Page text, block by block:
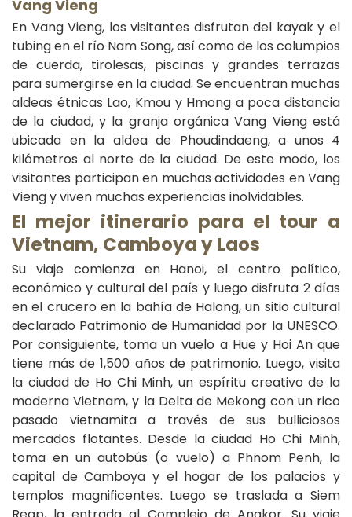
Vang Vieng
En Vang Vieng, los visitantes disfrutan del kayak y el
tubing en el río Nam Song, así como de los columpios
de cuerda, tirolesas, piscinas y grandes terrazas
para sumergirse en la ciudad. Se encuentran muchas
aldeas étnicas Lao, Kmou y Hmong a poca distancia
de la ciudad, y la granja orgánica Vang Vieng está
ubicada en la aldea de Phoudindaeng, a unos 4
kilómetros al norte de la ciudad. De este modo, los
visitantes participan en muchas actividades en Vang
Vieng y viven muchas experiencias inolvidables.
El mejor itinerario para el tour a
Vietnam, Camboya y Laos
Su viaje comienza en Hanoi, el centro político,
económico y cultural del país y luego disfruta 2 días
en el crucero en la bahía de Halong, un sitio cultural
declarado Patrimonio de Humanidad por la UNESCO.
Por consiguiente, toma un vuelo a Hue y Hoi An que
tiene más de 1,500 años de patrimonio. Luego, visita
la ciudad de Ho Chi Minh, un espíritu creativo de la
moderna Vietnam, y la Delta de Mekong con un rico
pasado vietnamita a través de sus bulliciosos
mercados flotantes. Desde la ciudad Ho Chi Minh,
toma en un autobús (o vuelo) a Phnom Penh, la
capital de Camboya y el hogar de los palacios y
templos magnificentes. Luego se traslada a Siem